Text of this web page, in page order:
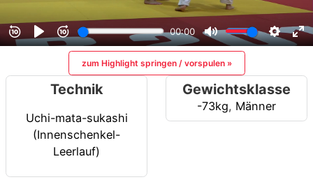
zum Highlight springen / vorspulen »
Technik
Uchi-mata-sukashi
(Innenschenkel-
Leerlauf)
Gewichtsklasse
-73kg, Männer